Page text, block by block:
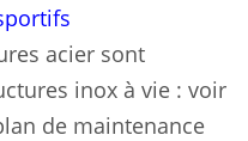
acier sont
inox à vie : voir
de maintenance